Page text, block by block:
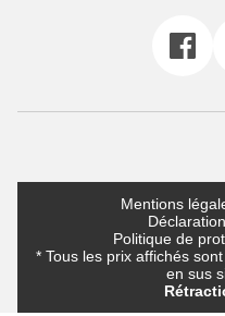
Mentions
Politique de
* Tous les prix affichés
en sus